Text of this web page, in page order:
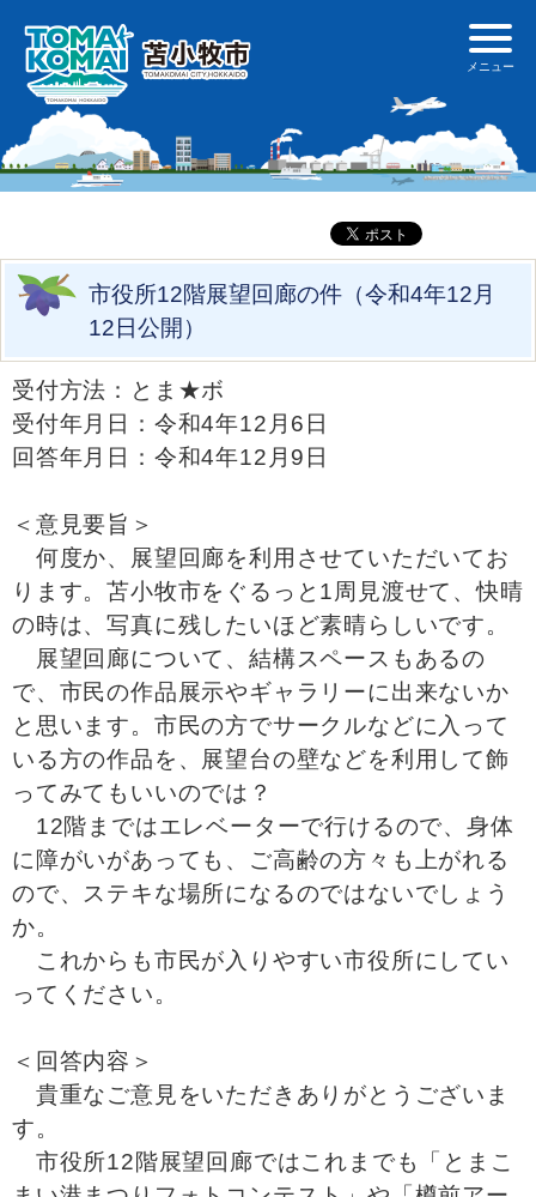
市役所12階展望回廊の件（令和4年12月
12日公開）
受付方法：とま★ボ
受付年月日：令和4年12月6日
回答年月日：令和4年12月9日
＜意見要旨＞
何度か、展望回廊を利用させていただいてお
ります。苫小牧市をぐるっと1周見渡せて、快晴
の時は、写真に残したいほど素晴らしいです。
展望回廊について、結構スペースもあるの
で、市民の作品展示やギャラリーに出来ないか
と思います。市民の方でサークルなどに入って
いる方の作品を、展望台の壁などを利用して飾
ってみてもいいのでは？
12階まではエレベーターで行けるので、身体
に障がいがあっても、ご高齢の方々も上がれる
ので、ステキな場所になるのではないでしょう
か。
これからも市民が入りやすい市役所にしてい
ってください。
＜回答内容＞
貴重なご意見をいただきありがとうございま
す。
市役所12階展望回廊ではこれまでも「とまこ